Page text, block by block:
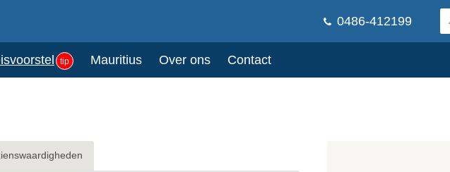
0486-412199
tip Mauritius Over ons Contact